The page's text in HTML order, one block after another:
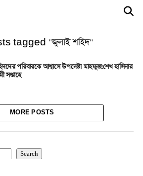
tagged "জুলাই শহিদ"
পরিবারকে আশ্বাসে উপদেষ্টা মাহফুজ:শেখ হাসিনার
সপ্তাহে
MORE POSTS
Search